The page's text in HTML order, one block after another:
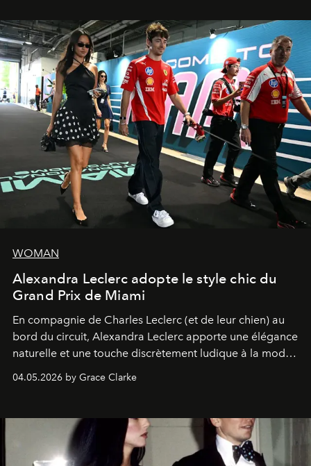
WOMAN
Alexandra Leclerc adopte le style chic du
Grand Prix de Miami
En compagnie de Charles Leclerc (et de leur chien) au
bord du circuit, Alexandra Leclerc apporte une élégance
naturelle et une touche discrètement ludique à la mode
de la Formule 1.
04.05.2026 by Grace Clarke